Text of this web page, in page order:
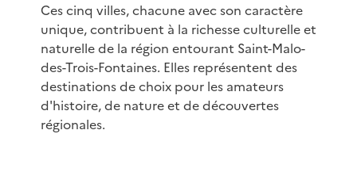
Ces cinq villes, chacune avec son caractère
unique, contribuent à la richesse culturelle et
naturelle de la région entourant Saint-Malo-
des-Trois-Fontaines. Elles représentent des
destinations de choix pour les amateurs
d'histoire, de nature et de découvertes
régionales.